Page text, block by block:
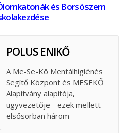
és Borsószem
POLUS ENIKŐ
A Me-Se-Kö Mentálhigiénés
Segítő Központ és MESEKŐ
Alapítvány alapítója,
ügyvezetője - ezek mellett
elsősorban három